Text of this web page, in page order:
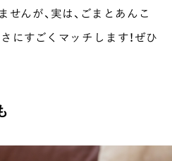
んが、実は、ごまとあんこ
にすごくマッチします！ぜひ